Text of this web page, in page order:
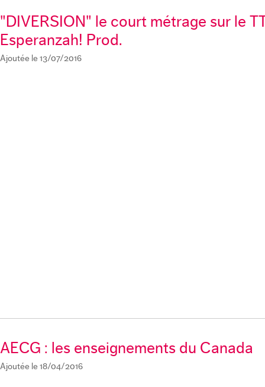
"DIVERSION" le court métrage sur le
Esperanzah! Prod.
Ajoutée le 13/07/2016
AECG : les enseignements du Canada
Ajoutée le 18/04/2016